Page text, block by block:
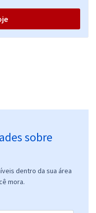
sobre
dentro da sua área
mora.